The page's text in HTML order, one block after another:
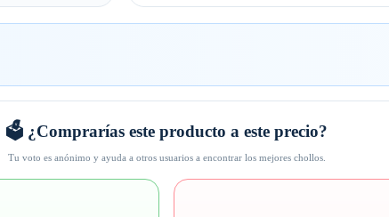
🗳️ ¿Comprarías este producto a este precio?
Tu voto es anónimo y ayuda a otros usuarios a encontrar los mejores chollos.